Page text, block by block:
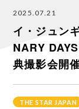
2025.07.21
イ・ジュン
NARY
典撮影会開
THE STAR JAPAN